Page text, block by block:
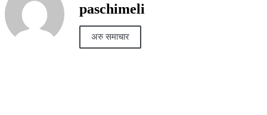
paschimeli
अरु समाचार